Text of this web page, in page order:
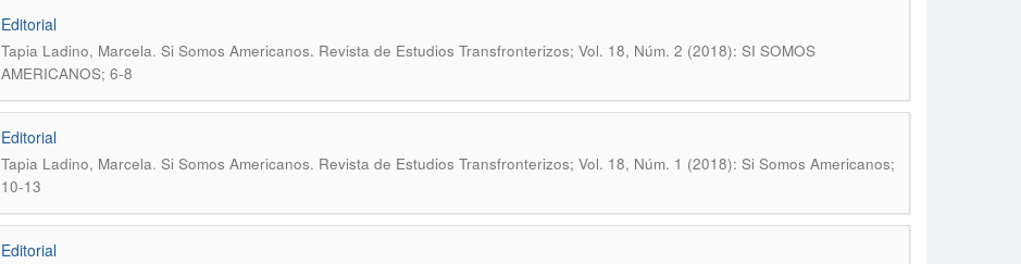
Editorial
Tapia Ladino, Marcela. Si Somos Americanos. Revista de Estudios Transfronterizos; Vol. 18, Núm. 2 (2018): SI SOMOS
AMERICANOS; 6-8
Editorial
Tapia Ladino, Marcela. Si Somos Americanos. Revista de Estudios Transfronterizos; Vol. 18, Núm. 1 (2018): Si Somos Americanos;
10-13
Editorial